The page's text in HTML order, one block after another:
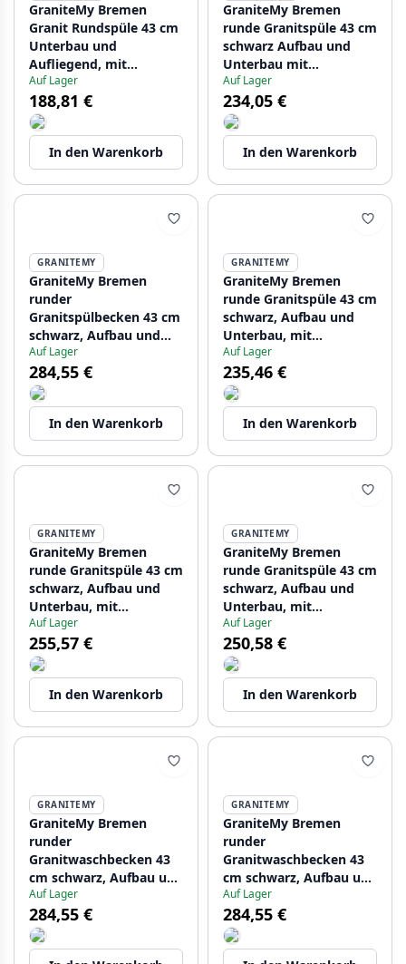
GraniteMy Bremen
Granit Rundspüle 43 cm
Unterbau und
Aufliegend, mit
Hahnloch, mit
Edelstahlstecker
1208953206
Auf Lager
188,81 €
In den Warenkorb
GraniteMy Bremen
runde Granitspüle 43 cm
schwarz Aufbau und
Unterbau mit
Kranlochbank und
Kupferstecker
1208971837
Auf Lager
234,05 €
In den Warenkorb
GRANITEMY
GraniteMy Bremen
runder
Granitspülbecken 43 cm
schwarz, Aufbau und
Unterbau, mit
Hahnlochbank und
automatischem
Kupferstöpsel
1208971838
Auf Lager
284,55 €
In den Warenkorb
GRANITEMY
GraniteMy Bremen
runde Granitspüle 43 cm
schwarz, Aufbau und
Unterbau, mit
Armaturenlochbank
und automatischem
Edelstahlstopfen
1208971840
Auf Lager
235,46 €
In den Warenkorb
GRANITEMY
GraniteMy Bremen
runde Granitspüle 43 cm
schwarz, Aufbau und
Unterbau, mit
Kranlochbank und
goldenem Stopfen
1208971841
Auf Lager
255,57 €
In den Warenkorb
GRANITEMY
GraniteMy Bremen
runde Granitspüle 43 cm
schwarz, Aufbau und
Unterbau, mit
Armaturenlochbank
und Gun Metal Stopfen
1208971842
Auf Lager
250,58 €
In den Warenkorb
GRANITEMY
GraniteMy Bremen
runder
Granitwaschbecken 43
cm schwarz, Aufbau und
Unterbau, mit
Armaturenlochbank
und automatischem
goldenem Stecker
Auf Lager
284,55 €
GRANITEMY
GraniteMy Bremen
runder
Granitwaschbecken 43
cm schwarz, Aufbau und
Unterbau, mit
Armaturenlochbank
und automatischem
Gun Metal Plug
Auf Lager
284,55 €